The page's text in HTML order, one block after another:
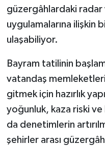
güzergâhlardaki
uygulamalarına ilişkin
ulaşabiliyor.
Bayram tatilinin
vatandaş
gitmek için hazırlık
yoğunluk, kaza riski ve
da denetimlerin
şehirler arası
Taşköprü
Karadeniz
Ulusal Haberler